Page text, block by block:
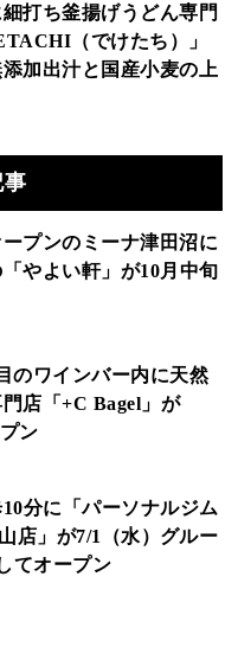
打ち釜揚げうどん専門
（でけたち）」
加出汁と国産小麦の上
事
プンのミーナ津田沼に
やよい軒」が10月中旬
のワインバー内に天然
店「+C Bagel」が
ン
分に「パーソナルジム
店」が7/1（水）グルー
てオープン